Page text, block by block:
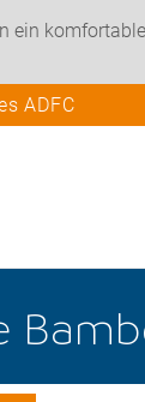
ein
ADFC